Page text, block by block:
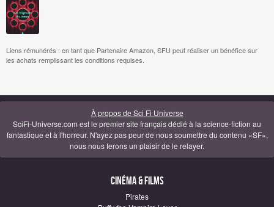
Liens rémunérés : en tant que Partenaire Amazon, SFU peut réaliser un bénéfice sur
les achats remplissant les conditions requises.
À propos de Sci Fi Universe
SciFi-Universe.com est le premier site français dédié à la science-fiction au
fantastique et à l'horreur. N'ayez pas peur de nous soumettre du contenu «SF»,
nous nous ferons un plaisir de le relayer.
Cinéma & Films
Pirates